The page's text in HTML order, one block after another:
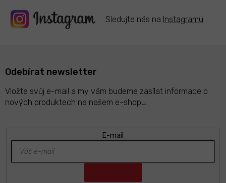
s
u
Sledujte nás na Instagramu
Odebírat newsletter
Vložte svůj e-mail a my vám budeme zasílat informace o
nových produktech na našem e-shopu.
E-mail